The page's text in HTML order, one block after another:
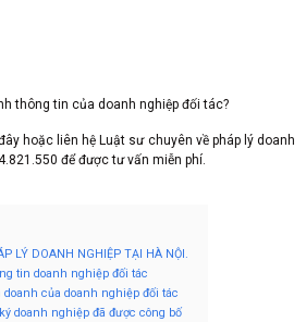
thông tin của doanh nghiệp đối tác?
hoặc liên hệ Luật sư chuyên về pháp lý doanh
để được tư vấn miễn phí.
LÝ DOANH NGHIỆP TẠI HÀ NỘI.
tin doanh nghiệp đối tác
của doanh nghiệp đối tác
doanh nghiệp đã được công bố